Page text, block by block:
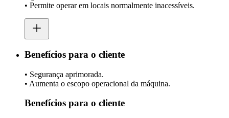
• Permite operar em locais normalmente inacessíveis.
Benefícios para o cliente
• Segurança aprimorada.
• Aumenta o escopo operacional da máquina.
Benefícios para o cliente